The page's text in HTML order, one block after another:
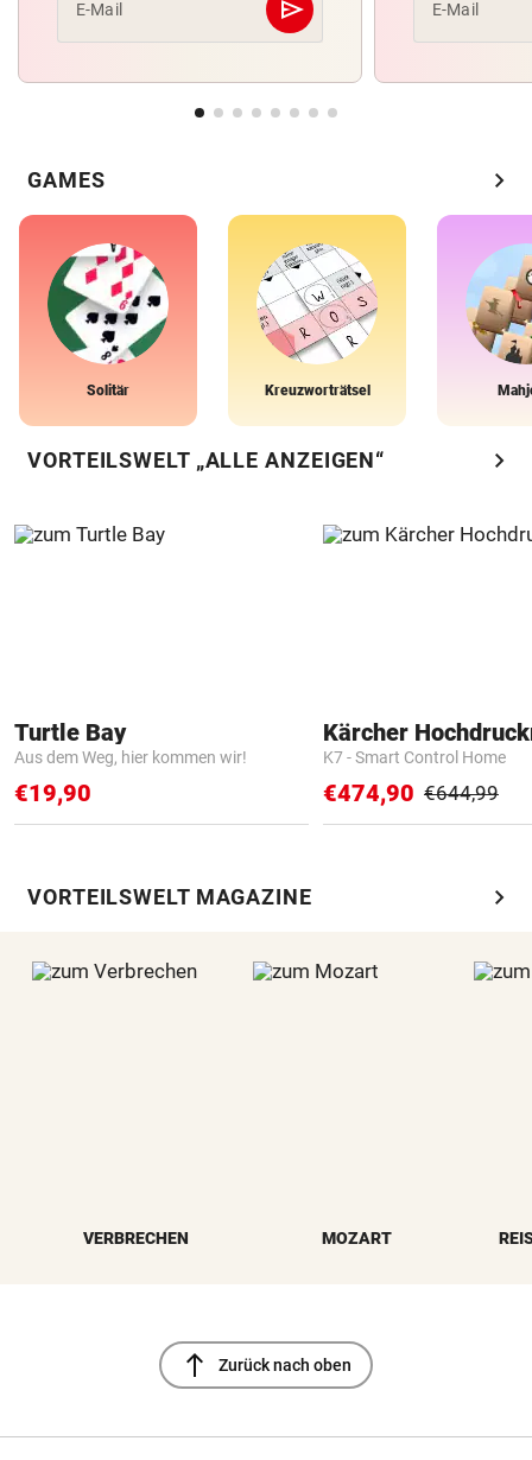
E-Mail send
Abschicken E-Mail
GAMES chevron_right
Solitär Kreuzworträtsel
VORTEILSWELT „ALLE ANZEIGEN“ chevron_right
Turtle Bay
Aus dem Weg, hier kommen wir!
€19,90
Kärcher
K7 - Smart Control Home
€474,90 €644,99
VORTEILSWELT MAGAZINE chevron_right
VERBRECHEN MOZART
north Zurück nach oben